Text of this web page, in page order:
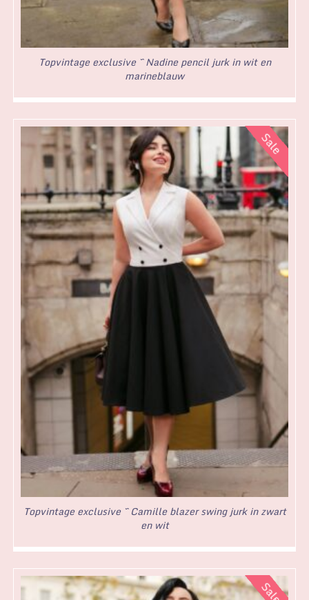
Topvintage exclusive ~ Nadine pencil jurk in wit en
marineblauw
Topvintage exclusive ~ Camille blazer swing jurk in zwart
en wit